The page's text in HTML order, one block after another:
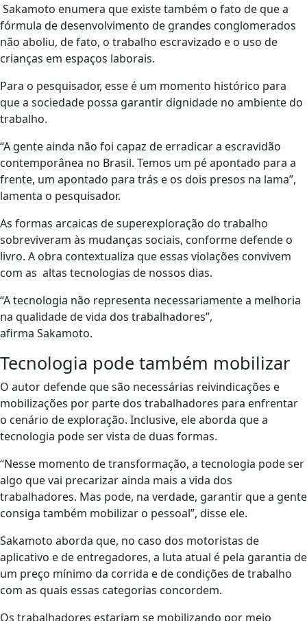
Sakamoto enumera que existe também o fato de que a
fórmula de desenvolvimento de grandes conglomerados
não aboliu, de fato, o trabalho escravizado e o uso de
crianças em espaços laborais.
Para o pesquisador, esse é um momento histórico para
que a sociedade possa garantir dignidade no ambiente do
trabalho.
“A gente ainda não foi capaz de erradicar a escravidão
contemporânea no Brasil. Temos um pé apontado para a
frente, um apontado para trás e os dois presos na lama”,
lamenta o pesquisador.
As formas arcaicas de superexploração do trabalho
sobreviveram às mudanças sociais, conforme defende o
livro. A obra contextualiza que essas violações convivem
com as altas tecnologias de nossos dias.
“A tecnologia não representa necessariamente a melhoria
na qualidade de vida dos trabalhadores”,
afirma Sakamoto.
Tecnologia pode também mobilizar
O autor defende que são necessárias reivindicações e
mobilizações por parte dos trabalhadores para enfrentar
o cenário de exploração. Inclusive, ele aborda que a
tecnologia pode ser vista de duas formas.
“Nesse momento de transformação, a tecnologia pode ser
algo que vai precarizar ainda mais a vida dos
trabalhadores. Mas pode, na verdade, garantir que a gente
consiga também mobilizar o pessoal”, disse ele.
Sakamoto aborda que, no caso dos motoristas de
aplicativo e de entregadores, a luta atual é pela garantia de
um preço mínimo da corrida e de condições de trabalho
com as quais essas categorias concordem.
Os trabalhadores estariam se mobilizando por meio